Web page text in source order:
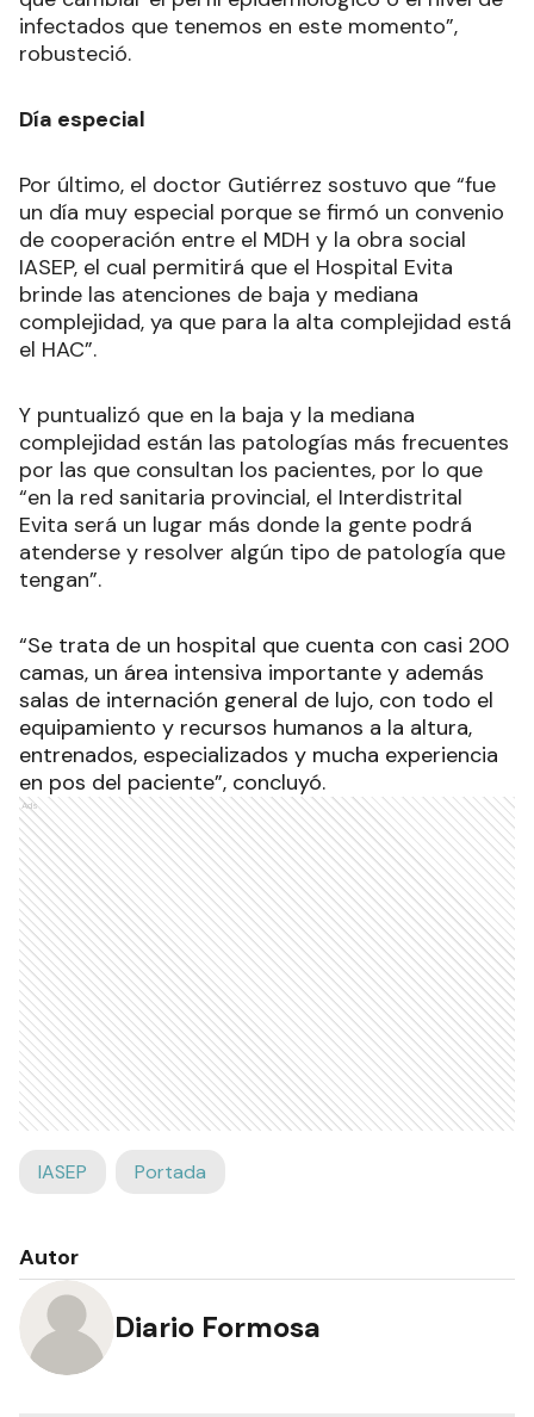
infectados que tenemos en este momento”,
robusteció.
Día especial
Por último, el doctor Gutiérrez sostuvo que “fue
un día muy especial porque se firmó un convenio
de cooperación entre el MDH y la obra social
IASEP, el cual permitirá que el Hospital Evita
brinde las atenciones de baja y mediana
complejidad, ya que para la alta complejidad está
el HAC”.
Y puntualizó que en la baja y la mediana
complejidad están las patologías más frecuentes
por las que consultan los pacientes, por lo que
“en la red sanitaria provincial, el Interdistrital
Evita será un lugar más donde la gente podrá
atenderse y resolver algún tipo de patología que
tengan”.
“Se trata de un hospital que cuenta con casi 200
camas, un área intensiva importante y además
salas de internación general de lujo, con todo el
equipamiento y recursos humanos a la altura,
entrenados, especializados y mucha experiencia
en pos del paciente”, concluyó.
Ads
IASEP Portada
Autor
Diario Formosa